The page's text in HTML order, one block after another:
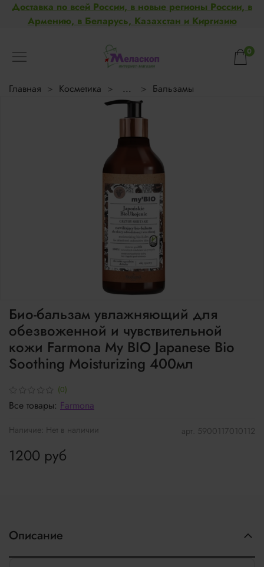
Доставка по всей России, в новые регионы России, в
Армению, в Беларусь, Казахстан и Киргизию
0
Главная Косметика ... Бальзамы
(0)
арт. 5900117010112
Наличие: Нет в наличии
Био-бальзам увлажняющий для
обезвоженной и чувствительной
кожи Farmona My BIO Japanese Bio
Soothing Moisturizing 400мл
1200 руб
Все товары: Farmona
Описание